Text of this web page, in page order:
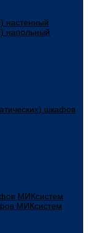
настенный
напольный
шкафов
МИКсистем
МИКсистем